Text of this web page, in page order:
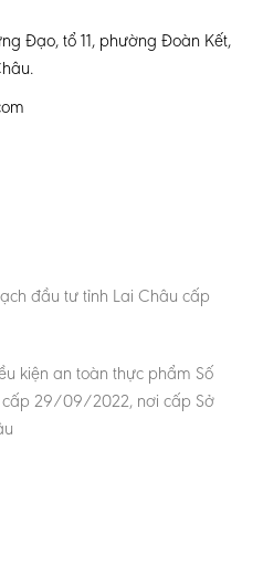
Đạo, tổ 11, phường Đoàn Kết,
đầu tư tỉnh Lai Châu cấp
kiện an toàn thực phẩm Số
29/09/2022, nơi cấp Sở